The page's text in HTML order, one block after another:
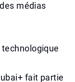
médias
fait partie